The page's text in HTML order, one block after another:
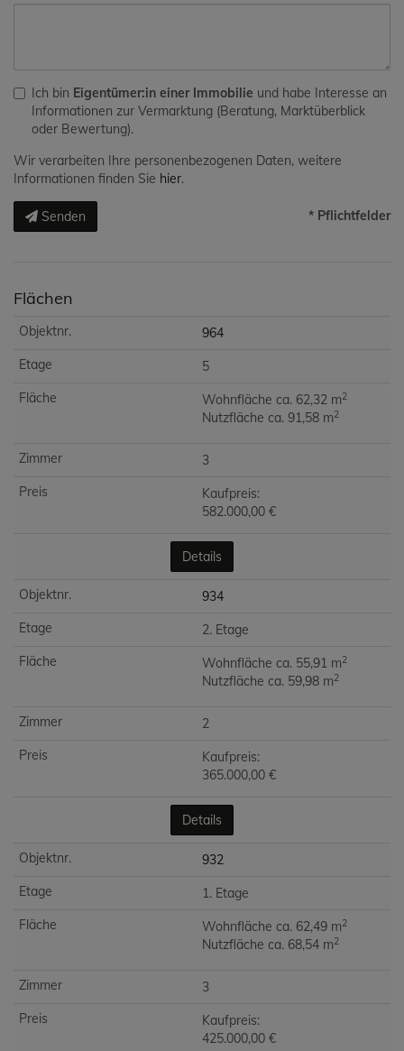
Ich bin Eigentümer:in einer Immobilie und habe Interesse an
Informationen zur Vermarktung (Beratung, Marktüberblick
oder Bewertung).
Wir verarbeiten Ihre personenbezogenen Daten, weitere
Informationen finden Sie hier.
Senden * Pflichtfelder
Flächen
964
5
Wohnfläche ca. 62,32 m2
Nutzfläche ca. 91,58 m2
3
Kaufpreis:
582.000,00 €
Details
934
2. Etage
Wohnfläche ca. 55,91 m2
Nutzfläche ca. 59,98 m2
2
Kaufpreis:
365.000,00 €
Details
932
1. Etage
Wohnfläche ca. 62,49 m2
Nutzfläche ca. 68,54 m2
3
Kaufpreis:
425.000,00 €